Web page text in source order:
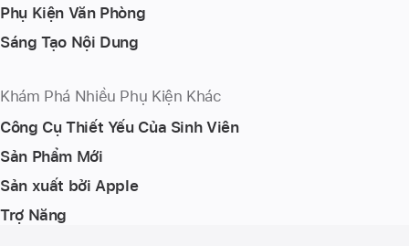
Phụ Kiện Văn Phòng
Sáng Tạo Nội Dung
Khám Phá Nhiều Phụ Kiện Khác
Công Cụ Thiết Yếu Của Sinh Viên
Sản Phẩm Mới
Sản xuất bởi Apple
Trợ Năng